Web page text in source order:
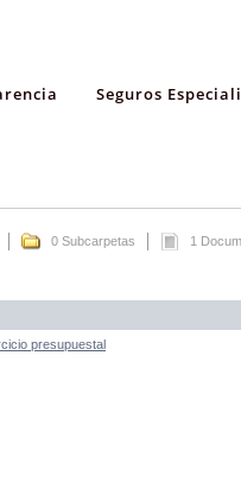
Seguros
0 Subcarpetas 1
presupuestal